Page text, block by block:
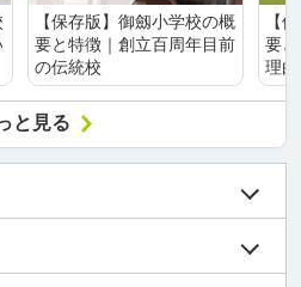
【保存版】御劔小学校の概
要と特徴｜創立百周年目前
の伝統校
【
要
理
と見る